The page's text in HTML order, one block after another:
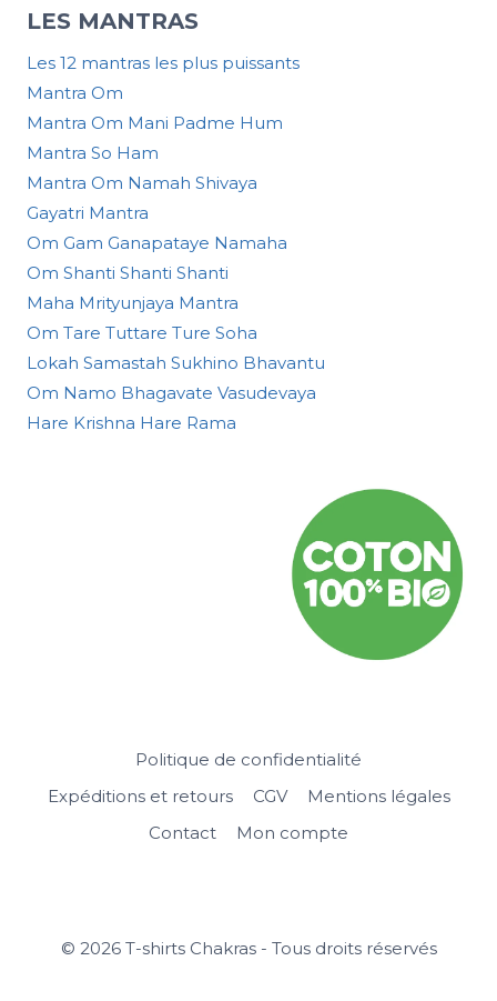
LES MANTRAS
Les 12 mantras les plus puissants
Mantra Om
Mantra Om Mani Padme Hum
Mantra So Ham
Mantra Om Namah Shivaya
Gayatri Mantra
Om Gam Ganapataye Namaha
Om Shanti Shanti Shanti
Maha Mrityunjaya Mantra
Om Tare Tuttare Ture Soha
Lokah Samastah Sukhino Bhavantu
Om Namo Bhagavate Vasudevaya
Hare Krishna Hare Rama
Politique de confidentialité
Expéditions et retours
CGV
Mentions légales
Contact
Mon compte
© 2026 T-shirts Chakras - Tous droits réservés